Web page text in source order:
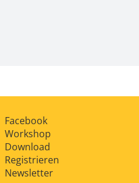
Facebook
Workshop
Download
Registrieren
Newsletter